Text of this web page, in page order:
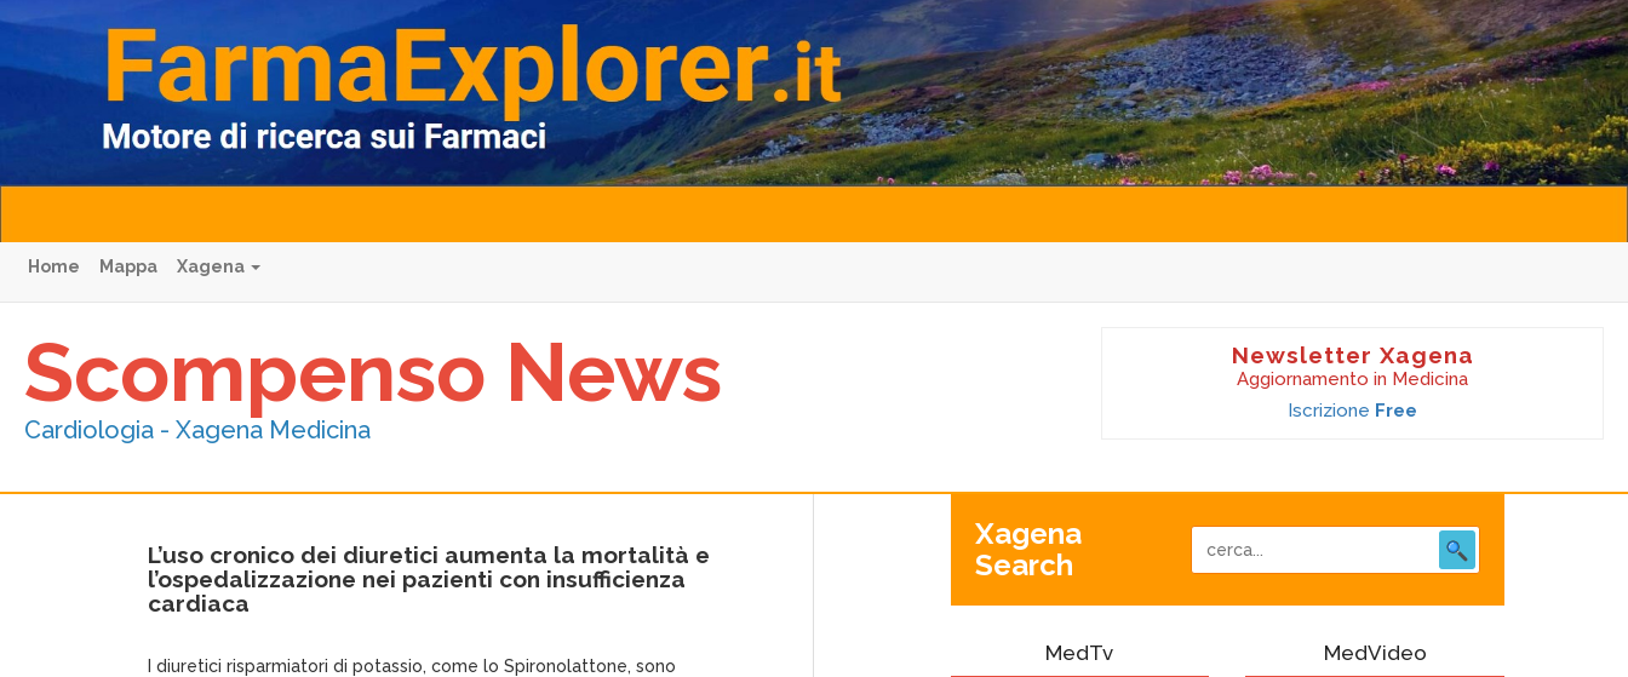
Home Mappa Xagena
Scompenso News
Cardiologia - Xagena Medicina
Newsletter Xagena
Aggiornamento in Medicina
Iscrizione Free
L’uso cronico dei diuretici aumenta la mortalità e
l’ospedalizzazione nei pazienti con insufficienza
cardiaca
I diuretici risparmiatori di potassio, come lo Spironolattone, sono
Xagena
Search
MedTv MedVideo